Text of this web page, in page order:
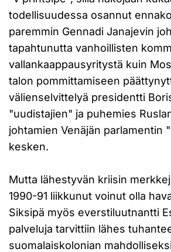
todellisuudessa osannut
paremmin Gennadi Janajevin
tapahtunutta vanhoillisten
vallankaappausyritystä kuin
talon pommittamiseen
välienselvittelyä presidentti
"uudistajien" ja puhemies
johtamien Venäjän parlamentin
kesken.
Mutta lähestyvän kriisin
1990-91 liikkunut voinut olla
Siksipä myös everstiluutnantti
palveluja tarvittiin lähes
suomalaiskolonian